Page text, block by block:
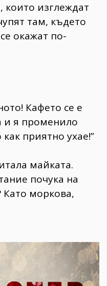
които изглеждат
там, където
окажат по-
Кафето се е
и я променило
приятно ухае!”
майката.
почука на
Като моркова,